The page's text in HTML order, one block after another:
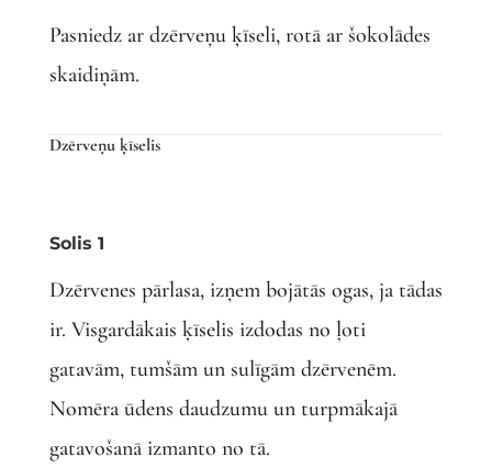
Pasniedz ar dzērveņu ķīseli, rotā ar šokolādes
skaidiņām.
Dzērveņu ķīselis
Solis 1
Dzērvenes pārlasa, izņem bojātās ogas, ja tādas
ir. Visgardākais ķīselis izdodas no ļoti
gatavām, tumšām un sulīgām dzērvenēm.
Nomēra ūdens daudzumu un turpmākajā
gatavošanā izmanto no tā.